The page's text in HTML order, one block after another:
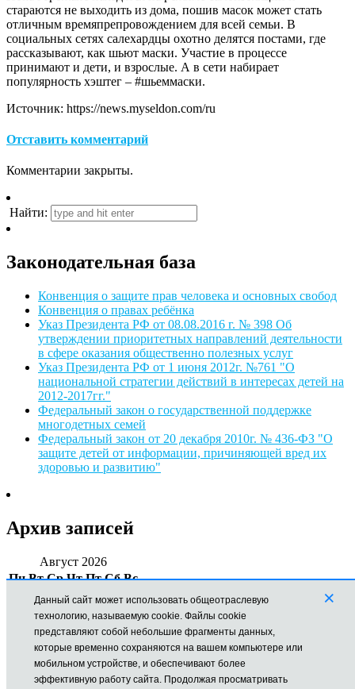
стараются не выходить из дома, пошив масок может стать
отличным времяпрепровождением для всей семьи. В
социальных сетях салехардцы охотно делятся постами, где
рассказывают, как шьют маски. Участие в процессе
принимают и дети, и взрослые. А в сети набирает
популярность хэштег – #шьеммаски.
Источник: https://news.myseldon.com/ru
Отставить комментарий
Комментарии закрыты.
Найти:
Законодательная база
Конвенция о защите прав человека и основных свобод
Конвенция о правах ребёнка
Указ Президента РФ от 08.08.2016 г. № 398 Об
утверждении приоритетных направлений деятельности
в сфере оказания общественно полезных услуг
Указ Президента РФ от 1 июня 2012г. №761 "О
национальной стратегии действий в интересах детей на
2012-2017гг."
Федеральный закон о государственной поддержке
многодетных семей
Федеральный закон от 20 декабря 2010г. № 436-ФЗ "О
защите детей от информации, причиняющей вред их
здоровью и развитию"
Архив записей
Август 2026
Пн Вт Ср Чт Пт Сб Вс
1
2
4 5 6 7 8
9
11 12 13 14 15 16
18 19 20 21 22 23
25 26 27 28 29 30
Данный сайт может использовать общеотраслевую
технологию, называемую cookie. Файлы cookie
представляют собой небольшие фрагменты данных,
которые временно сохраняются на вашем компьютере или
мобильном устройстве, и обеспечивают более
эффективную работу сайта. Продолжая просматривать
×